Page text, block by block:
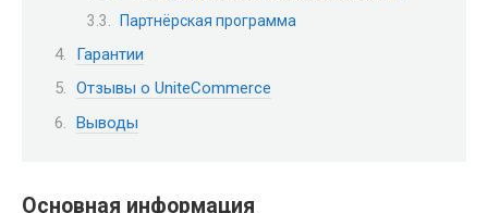
Партнёрская программа
Гарантии
Отзывы о UniteCommerce
Выводы
Основная информация